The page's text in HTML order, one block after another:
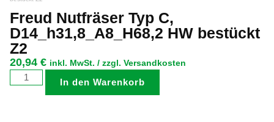
Freud Nutfräser Typ C,
D14_h31,8_A8_H68,2 HW bestückt
Z2
20,94 € inkl. MwSt. / zzgl. Versandkosten
In den Warenkorb